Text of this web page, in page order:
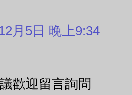
月5日 晚上9:34
歡迎留言詢問